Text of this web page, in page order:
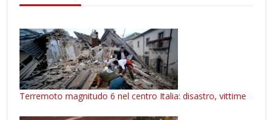
Terremoto magnitudo 6 nel centro Italia: disastro, vittime